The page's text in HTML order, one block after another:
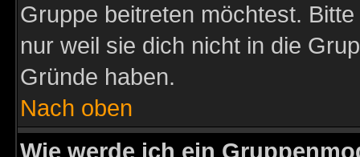
Gruppe beitreten möchtest.
nur weil sie dich nicht in die
Gründe haben.
Nach oben
Wie werde ich ein